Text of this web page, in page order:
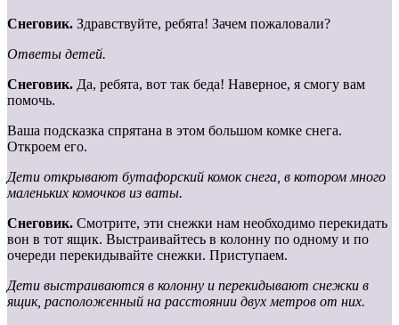
Снеговик. Здравствуйте, ребята! Зачем пожаловали?
Ответы детей.
Снеговик. Да, ребята, вот так беда! Наверное, я смогу вам
помочь.
Ваша подсказка спрятана в этом большом комке снега.
Откроем его.
Дети открывают бутафорский комок снега, в котором много
маленьких комочков из ваты.
Снеговик. Смотрите, эти снежки нам необходимо перекидать
вон в тот ящик. Выстраивайтесь в колонну по одному и по
очереди перекидывайте снежки. Приступаем.
Дети выстраиваются в колонну и перекидывают снежки в
ящик, расположенный на расстоянии двух метров от них.